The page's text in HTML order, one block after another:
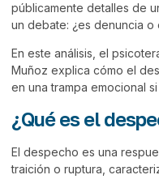
públicamente detalles de
un debate: ¿es denuncia o
En este análisis, el
Muñoz explica cómo el
en una trampa emocional
¿Qué es el
El despecho es una
traición o ruptura,